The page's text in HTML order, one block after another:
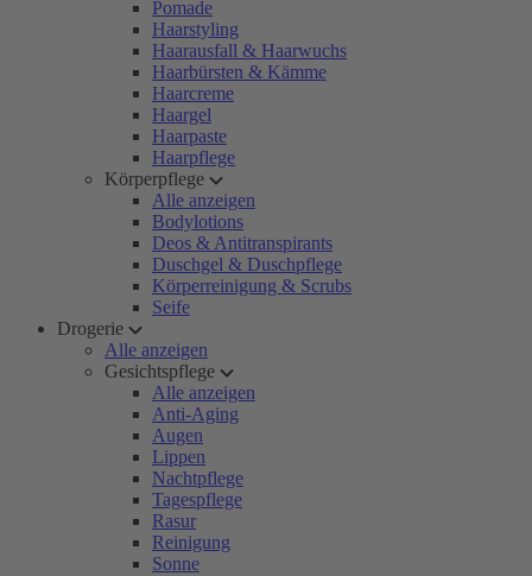
Pomade
Haarstyling
Haarausfall & Haarwuchs
Haarbürsten & Kämme
Haarcreme
Haargel
Haarpaste
Haarpflege
Körperpflege
Alle anzeigen
Bodylotions
Deos & Antitranspirants
Duschgel & Duschpflege
Körperreinigung & Scrubs
Seife
Drogerie
Alle anzeigen
Gesichtspflege
Alle anzeigen
Anti-Aging
Augen
Lippen
Nachtpflege
Tagespflege
Rasur
Reinigung
Sonne